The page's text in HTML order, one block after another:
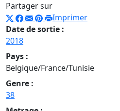
Partager sur
Imprimer
Date de sortie :
2018
Pays :
Belgique/France/Tunisie
Genre :
38